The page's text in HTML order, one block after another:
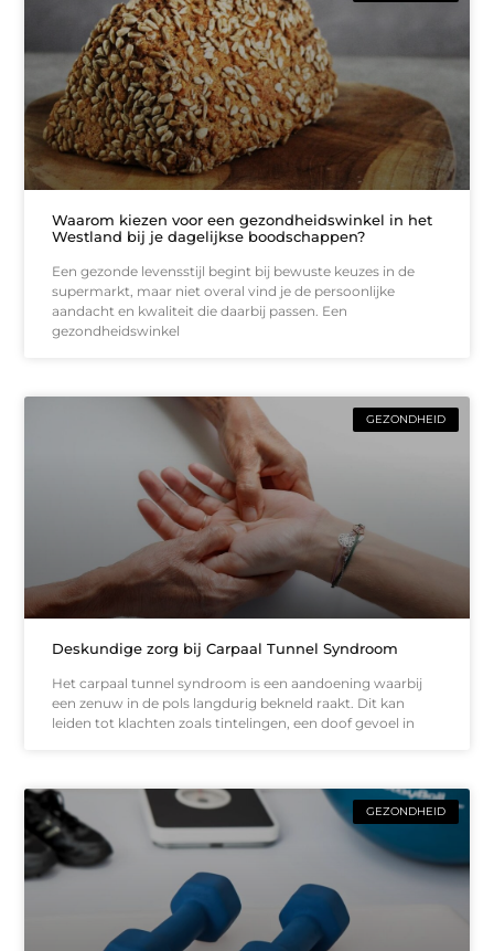
Waarom kiezen voor een gezondheidswinkel in het
Westland bij je dagelijkse boodschappen?
Een gezonde levensstijl begint bij bewuste keuzes in de
supermarkt, maar niet overal vind je de persoonlijke
aandacht en kwaliteit die daarbij passen. Een
gezondheidswinkel
GEZONDHEID
Deskundige zorg bij Carpaal Tunnel Syndroom
Het carpaal tunnel syndroom is een aandoening waarbij
een zenuw in de pols langdurig bekneld raakt. Dit kan
leiden tot klachten zoals tintelingen, een doof gevoel in
GEZONDHEID